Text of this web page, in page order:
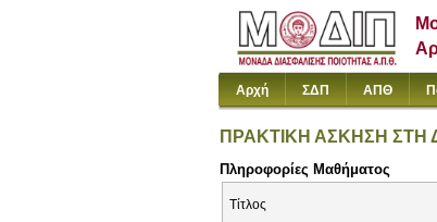
Αρχή ΣΔΠ ΑΠΘ
ΠΡΑΚΤΙΚΗ ΑΣΚΗΣΗ ΣΤΗ
Πληροφορίες Μαθήματος
Τίτλος